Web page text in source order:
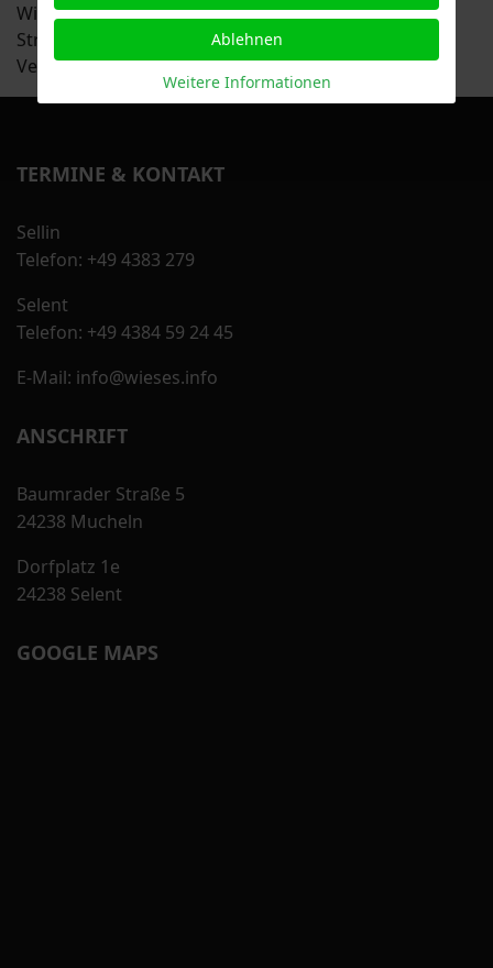
Wir sind nicht bereit oder verpflichtet, an
Streitbeilegungsverfahren vor einer
Verbraucherschlichtungsstelle teilzunehmen.
TERMINE & KONTAKT
Sellin
Telefon: +49 4383 279
Selent
Telefon: +49 4384 59 24 45
E-Mail: info@wieses.info
ANSCHRIFT
Baumrader Straße 5
24238 Mucheln
Dorfplatz 1e
24238 Selent
GOOGLE MAPS
Ablehnen
Weitere Informationen